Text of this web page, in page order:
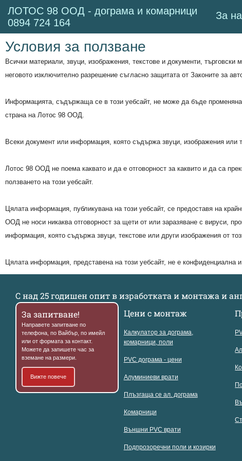
ЛОТОС 98 ООД - дограма и комарници
0894 724 164
За
Условия за ползване
Всички материали, звуци, изображения, текстове и документи,
неговото изключително разрешение съгласно защитата от Законите за
Информацията, съдържаща се в този уебсайт, не може да бъде
страна на Лотос 98 ООД.
Всеки документ или информация, която съдържа звуци, изображения или
Лотос 98 ООД не поема каквато и да е отговорност за каквито и да са
ползването на този уебсайт.
Цялата информация, публикувана на този уебсайт, се предоставя на
ООД не носи никаква отговорност за щети от или заразяване с вируси,
информация, която съдържа звуци, текстове или други изображения от
Цялата информация, представена на този уебсайт, не е конфиденциална
С над 25 годишен опит в изработката и монтажа и
За запитване!
Направете запитване по
телефона, по Вайбър, по имейл
или от формата за контакт.
Можете да запишете час за
вземане на размери.
Вижте повече
Цени с монтаж
Калкулатор за дограма,
комарници, поли
PVC дограма - цени
Алуминиеви врати
Плъзгаща се ал. дограма
Комарници
Външни PVC врати
Подпрозоречни поли и козирки